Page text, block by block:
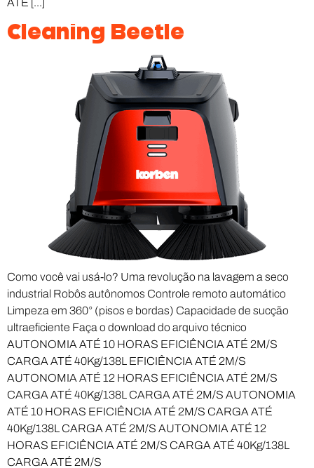
Cleaning Beetle
Como você vai usá-lo? Uma revolução na lavagem a seco
industrial Robôs autônomos Controle remoto automático
Limpeza em 360° (pisos e bordas) Capacidade de sucção
ultraeficiente Faça o download do arquivo técnico
AUTONOMIA ATÉ 10 HORAS EFICIÊNCIA ATÉ 2M/S
CARGA ATÉ 40Kg/138L EFICIÊNCIA ATÉ 2M/S
AUTONOMIA ATÉ 12 HORAS EFICIÊNCIA ATÉ 2M/S
CARGA ATÉ 40Kg/138L CARGA ATÉ 2M/S AUTONOMIA
ATÉ 10 HORAS EFICIÊNCIA ATÉ 2M/S CARGA ATÉ
40Kg/138L CARGA ATÉ 2M/S AUTONOMIA ATÉ 12
HORAS EFICIÊNCIA ATÉ 2M/S CARGA ATÉ 40Kg/138L
CARGA ATÉ 2M/S